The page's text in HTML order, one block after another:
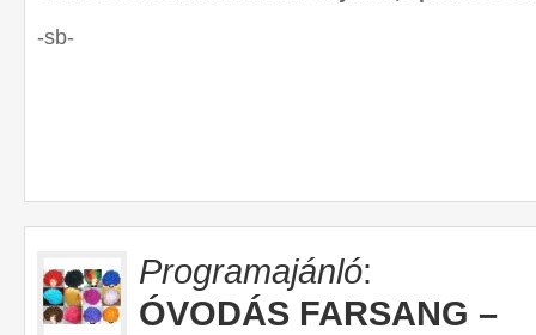
-sb-
Programajánló:
ÓVODÁS FARSANG –